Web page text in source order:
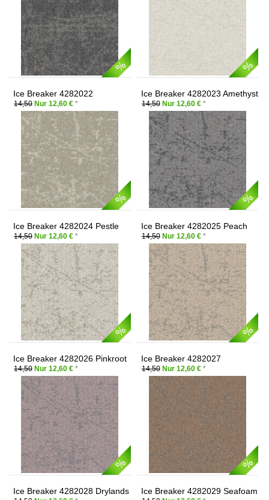
Ice Breaker 4282022
Mushroom
14,50 Nur 12,60 € *
Ice Breaker 4282023 Amethyst
14,50Nur 12,60 € *
Ice Breaker 4282024 Pestle
14,50 Nur 12,60 € *
Ice Breaker 4282025 Peach
14,50Nur 12,60 € *
Ice Breaker 4282026 Pinkroot
14,50 Nur 12,60 € *
Ice Breaker 4282027
Sandstone
14,50Nur 12,60 € *
Ice Breaker 4282028 Drylands Ice Breaker 4282029 Seafoam